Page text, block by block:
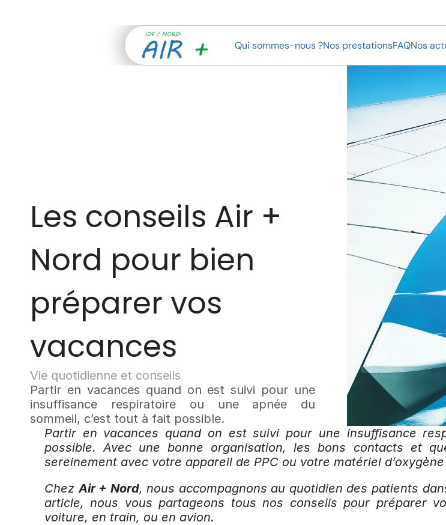
Qui sommes-nous ?Nos prestationsFAQNos
Les conseils Air +
Nord pour bien
préparer vos
vacances
Vie quotidienne et conseils
Partir en vacances quand on est suivi pour une
insuffisance respiratoire ou une apnée du
sommeil, c’est tout à fait possible.
Partir en vacances quand on est suivi pour une insuffisance
possible. Avec une bonne organisation, les bons contacts et
sereinement avec votre appareil de PPC ou votre matériel
Chez Air + Nord, nous accompagnons au quotidien des patients
article, nous vous partageons tous nos conseils pour préparer
voiture, en train, ou en avion.